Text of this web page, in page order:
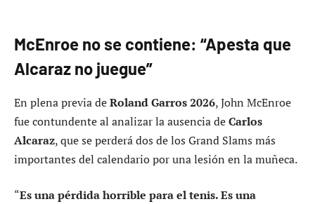
McEnroe no se contiene: “Apesta que
Alcaraz no juegue”
En plena previa deRoland Garros 2026, John McEnroe
fue contundente al analizar la ausencia deCarlos
Alcaraz, que se perderá dos de los Grand Slams más
importantes del calendario por una lesión en la muñeca.
“Es una pérdida horrible para el tenis. Es una